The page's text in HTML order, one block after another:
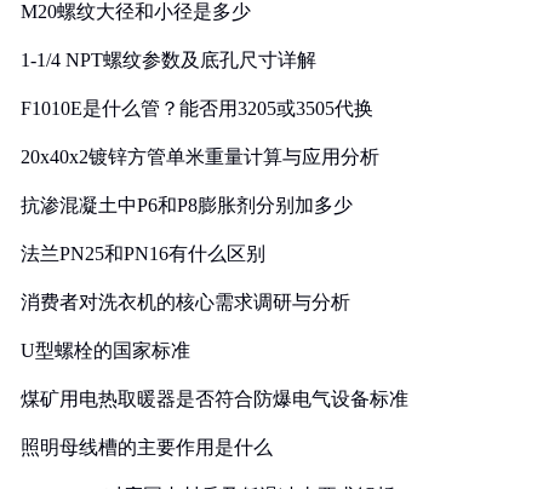
M20螺纹大径和小径是多少
1-1/4 NPT螺纹参数及底孔尺寸详解
F1010E是什么管？能否用3205或3505代换
20x40x2镀锌方管单米重量计算与应用分析
抗渗混凝土中P6和P8膨胀剂分别加多少
法兰PN25和PN16有什么区别
消费者对洗衣机的核心需求调研与分析
U型螺栓的国家标准
煤矿用电热取暖器是否符合防爆电气设备标准
照明母线槽的主要作用是什么